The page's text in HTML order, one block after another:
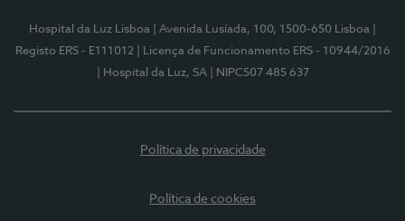
Hospital da Luz Lisboa | Avenida Lusíada, 100, 1500-650 Lisboa
Registo ERS - E111012
| Licença de Funcionamento ERS - 10944/2016
| Hospital da Luz, SA
| NIPC507 485 637
Política de privacidade
Política de cookies